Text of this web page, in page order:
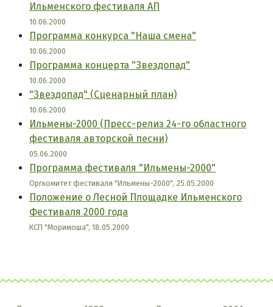
Ильменского фестиваля АП
10.06.2000
Программа конкурса "Наша смена"
10.06.2000
Программа концерта "Звездопад"
10.06.2000
"Звездопад" (Сценарный план)
10.06.2000
Ильмены-2000 (Пресс-релиз 24-го областного
фестиваля авторской песни)
05.06.2000
Программа фестиваля "Ильмены-2000"
Оргкомитет фестиваля "Ильмены-2000", 25.05.2000
Положение о Лесной Площадке Ильменского
Фестиваля 2000 года
КСП "Моримоша", 18.05.2000